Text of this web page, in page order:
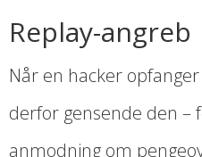
Replay-angreb
Når en hacker
derfor gensende den –
anmodning om